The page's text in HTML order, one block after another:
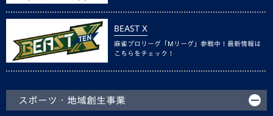
BEAST X
麻雀プロリーグ「Mリーグ」参戦中！最新情報は
こちらをチェック！
スポーツ・地域創生事業